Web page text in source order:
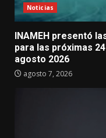
Noticias
INAMEH presentó
para las próximas
agosto 2026
agosto 7, 2026